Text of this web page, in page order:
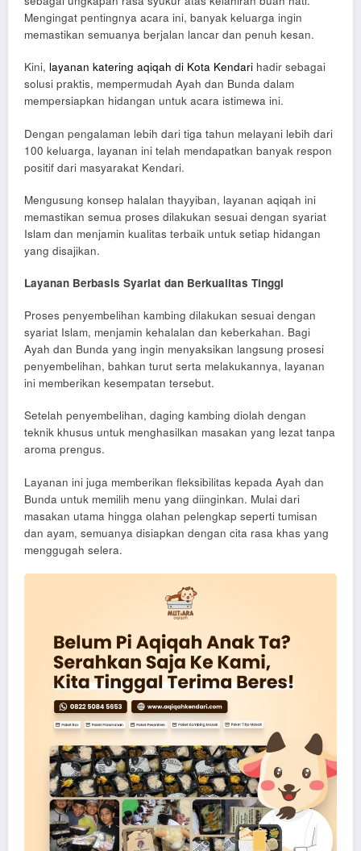
Mengingat pentingnya acara ini, banyak keluarga ingin
memastikan semuanya berjalan lancar dan penuh kesan.
Kini, layanan katering aqiqah di Kota Kendari hadir sebagai
solusi praktis, mempermudah Ayah dan Bunda dalam
mempersiapkan hidangan untuk acara istimewa ini.
Dengan pengalaman lebih dari tiga tahun melayani lebih dari
100 keluarga, layanan ini telah mendapatkan banyak respon
positif dari masyarakat Kendari.
Mengusung konsep halalan thayyiban, layanan aqiqah ini
memastikan semua proses dilakukan sesuai dengan syariat
Islam dan menjamin kualitas terbaik untuk setiap hidangan
yang disajikan.
Layanan Berbasis Syariat dan Berkualitas Tinggi
Proses penyembelihan kambing dilakukan sesuai dengan
syariat Islam, menjamin kehalalan dan keberkahan. Bagi
Ayah dan Bunda yang ingin menyaksikan langsung prosesi
penyembelihan, bahkan turut serta melakukannya, layanan
ini memberikan kesempatan tersebut.
Setelah penyembelihan, daging kambing diolah dengan
teknik khusus untuk menghasilkan masakan yang lezat tanpa
aroma prengus.
Layanan ini juga memberikan fleksibilitas kepada Ayah dan
Bunda untuk memilih menu yang diinginkan. Mulai dari
masakan utama hingga olahan pelengkap seperti tumisan
dan ayam, semuanya disiapkan dengan cita rasa khas yang
menggugah selera.